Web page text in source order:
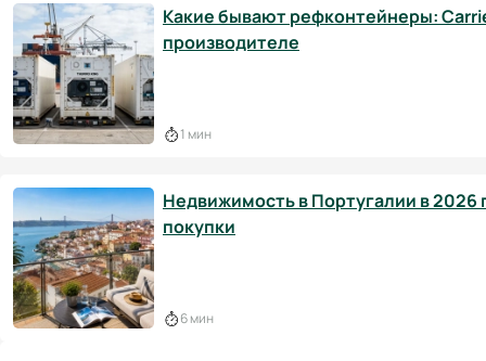
Какие бывают рефконтейнеры:
производителе
1 мин
Недвижимость в Португалии в 2026
покупки
6 мин